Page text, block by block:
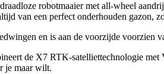
robotmaaier met all-wheel
van een perfect onderhouden gazon,
en is aan de voorzijde voorzien
de X7 RTK-satelliettechnologie
je maar wilt.